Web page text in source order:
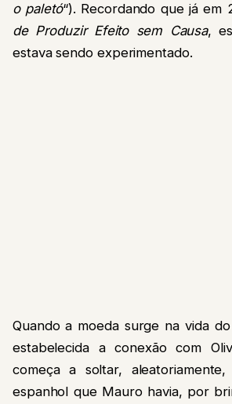
o paletó“). Recordando que já em
de Produzir Efeito sem Causa,
estava sendo experimentado.
Quando a moeda surge na vida
estabelecida a conexão com
começa a soltar,
espanhol que Mauro havia, por